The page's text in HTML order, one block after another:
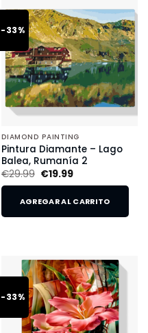
-33%
DIAMOND PAINTING
Pintura Diamante – Lago
Balea, Rumanía 2
€29.99 €19.99
AGREGAR AL CARRITO
-33%